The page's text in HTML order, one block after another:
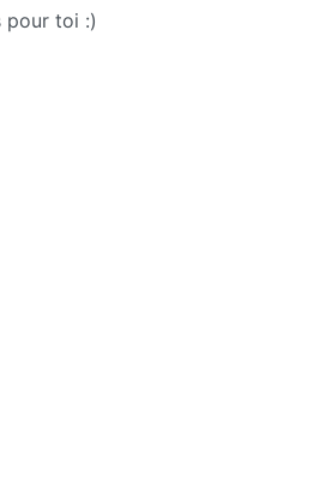
pour toi :)